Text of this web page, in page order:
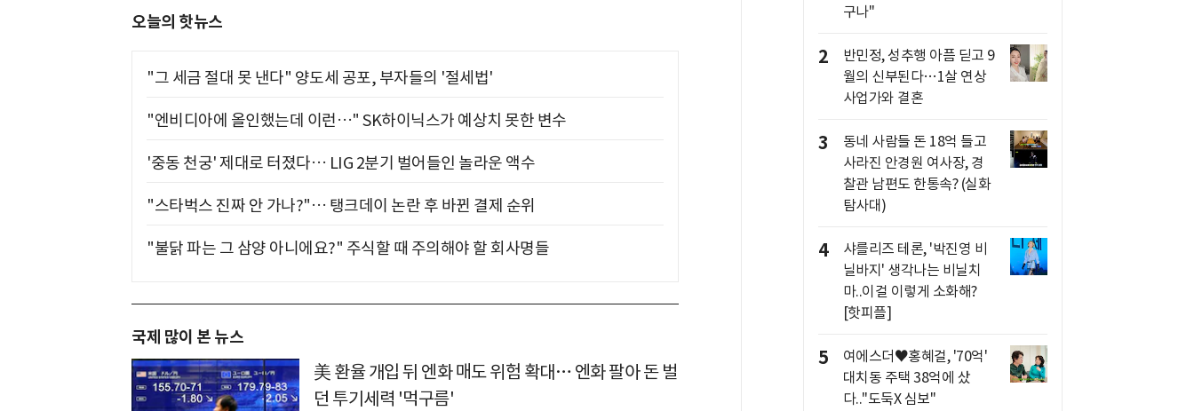
오늘의 핫뉴스
"그 세금 절대 못 낸다" 양도세 공포, 부자들의 '절세법'
"엔비디아에 올인했는데 이런…" SK하이닉스가 예상치 못한 변수
'중동 천궁' 제대로 터졌다… LIG 2분기 벌어들인 놀라운 액수
"스타벅스 진짜 안 가나?"… 탱크데이 논란 후 바뀐 결제 순위
"불닭 파는 그 삼양 아니에요?" 주식할 때 주의해야 할 회사명들
국제 많이 본 뉴스
美 환율 개입 뒤 엔화 매도 위험 확대… 엔화 팔아 돈 벌
던 투기세력 '먹구름'
구나"
2
반민정, 성추행 아픔 딛고 9
월의 신부된다…1살 연상
사업가와 결혼
3
동네 사람들 돈 18억 들고
사라진 안경원 여사장, 경
찰관 남편도 한통속? (실화
탐사대)
4
샤를리즈 테론, '박진영 비
닐바지' 생각나는 비닐치
마..이걸 이렇게 소화해?
[핫피플]
5
여에스더♥홍혜걸, '70억'
대치동 주택 38억에 샀
다.."도둑X 심보"